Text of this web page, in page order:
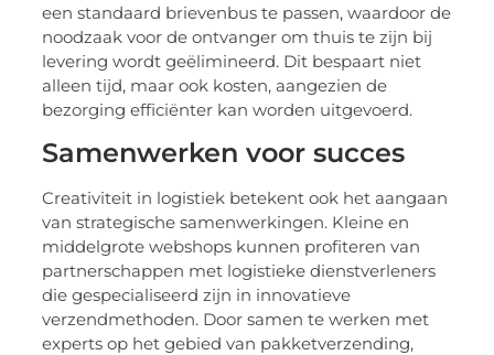
een standaard brievenbus te passen, waardoor de
noodzaak voor de ontvanger om thuis te zijn bij
levering wordt geëlimineerd. Dit bespaart niet
alleen tijd, maar ook kosten, aangezien de
bezorging efficiënter kan worden uitgevoerd.
Samenwerken voor succes
Creativiteit in logistiek betekent ook het aangaan
van strategische samenwerkingen. Kleine en
middelgrote webshops kunnen profiteren van
partnerschappen met logistieke dienstverleners
die gespecialiseerd zijn in innovatieve
verzendmethoden. Door samen te werken met
experts op het gebied van pakketverzending,